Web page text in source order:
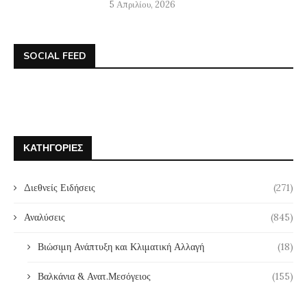
5 Απριλίου, 2026
SOCIAL FEED
ΚΑΤΗΓΟΡΊΕΣ
Διεθνείς Ειδήσεις (271)
Αναλύσεις (845)
Βιώσιμη Ανάπτυξη και Κλιματική Αλλαγή (18)
Βαλκάνια & Ανατ.Μεσόγειος (155)